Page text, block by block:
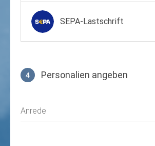
SEPA-Lastschrift
4 Personalien angeben
Anrede